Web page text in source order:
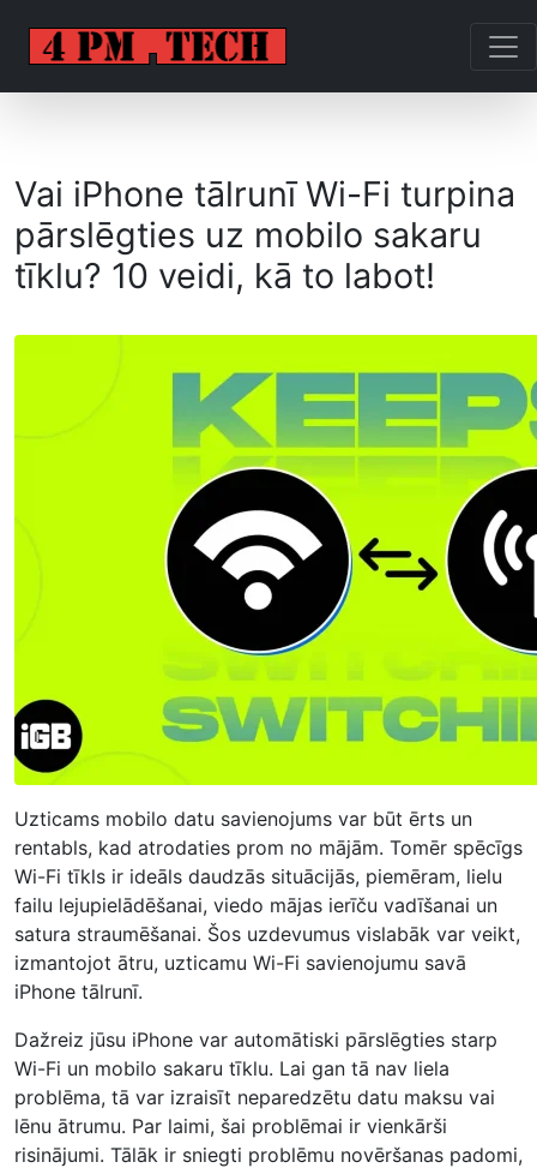
Vai iPhone tālrunī Wi-Fi turpina
pārslēgties uz mobilo sakaru
tīklu? 10 veidi, kā to labot!
Uzticams mobilo datu savienojums var būt ērts un
rentabls, kad atrodaties prom no mājām. Tomēr spēcīgs
Wi-Fi tīkls ir ideāls daudzās situācijās, piemēram, lielu
failu lejupielādēšanai, viedo mājas ierīču vadīšanai un
satura straumēšanai. Šos uzdevumus vislabāk var veikt,
izmantojot ātru, uzticamu Wi-Fi savienojumu savā
iPhone tālrunī.
Dažreiz jūsu iPhone var automātiski pārslēgties starp
Wi-Fi un mobilo sakaru tīklu. Lai gan tā nav liela
problēma, tā var izraisīt neparedzētu datu maksu vai
lēnu ātrumu. Par laimi, šai problēmai ir vienkārši
risinājumi. Tālāk ir sniegti problēmu novēršanas padomi,